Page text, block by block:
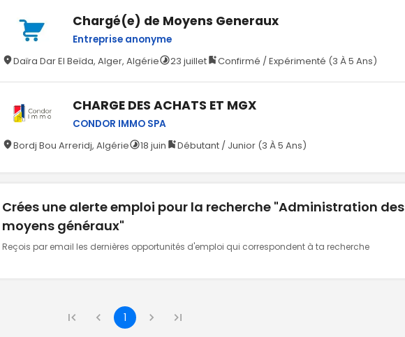
Chargé(e) de Moyens Generaux
Entreprise anonyme
Daïra Dar El Beïda, Alger, Algérie
23 juillet Confirmé / Expérimenté (3 À 5 Ans)
CHARGE DES ACHATS ET MGX
CONDOR IMMO SPA
Bordj Bou Arreridj, Algérie
18 juin Débutant / Junior (3 À 5 Ans)
Crées une alerte emploi pour la recherche "Administration des
moyens généraux"
Reçois par email les dernières opportunités d'emploi qui correspondent à ta recherche
1